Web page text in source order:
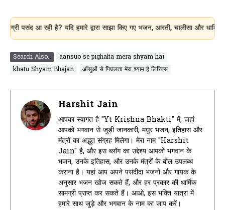
आ रही है? यदि हमारे द्वारा साझा किए गए भजन, आरती, चालीसा और धार्मिक
Search Also..
aansuo se pighalta mera shyam hai
khatu Shyam Bhajan
आँसुओं से पिघलता मेरा श्याम है लिरिक्स
Harshit Jain
आपका स्वागत है "Yt Krishna Bhakti" में, जहां
आपको भगवान से जुड़ी जानकारी, मधुर भजन, इतिहास और
मंत्रों का अद्भुत संग्रह मिलेगा। मेरा नाम "Harshit
Jain" है, और इस ब्लॉग का उद्देश्य आपको भगवान के
भजन, उनके इतिहास, और उनके मंत्रों के बोल उपलब्ध
कराना है। यहां आप अपने पसंदीदा भजनों और गायक के
अनुसार भजन खोज सकते हैं, और हर प्रकार की धार्मिक
सामग्री प्राप्त कर सकते हैं। आओ, इस भक्ति यात्रा में
हमारे साथ जुड़े और भगवान के नाम का जाप करें।